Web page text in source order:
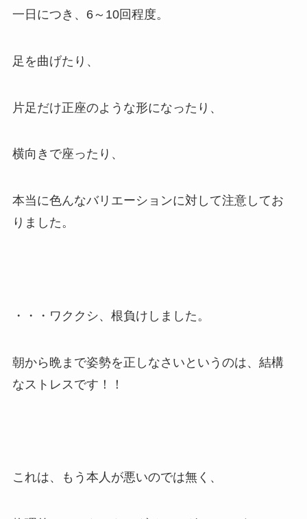
一日につき、6～10回程度。
足を曲げたり、
片足だけ正座のような形になったり、
横向きで座ったり、
本当に色んなバリエーションに対して注意してお
りました。
・・・ワククシ、根負けしました。
朝から晩まで姿勢を正しなさいというのは、結構
なストレスです！！
これは、もう本人が悪いのでは無く、